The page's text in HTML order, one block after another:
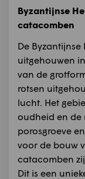
Byzantijnse
catacomben
De
uitgehouwen
van de
rotsen
lucht. Het
oudheid en de
porosgroeve
voor de bouw
catacomben
Dit is een